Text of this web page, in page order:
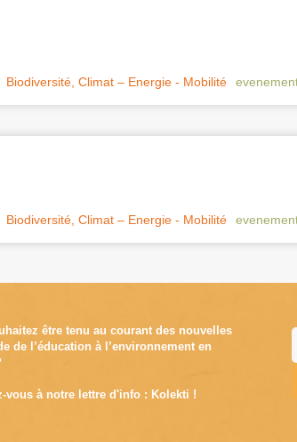
Biodiversité, Climat – Energie - Mobilité
Biodiversité, Climat – Energie - Mobilité
être tenu au courant des nouvelles
de l’éducation à l’environnement en
vous à notre lettre d'info : Kolekti !